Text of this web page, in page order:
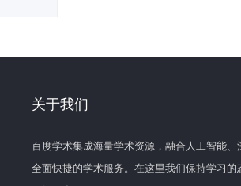
关于我们
百度学术集成海量学术资源，融合人工智能
全面快捷的学术服务。在这里我们保持学习